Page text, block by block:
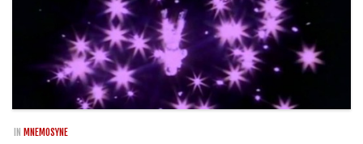
IN MNEMOSYNE